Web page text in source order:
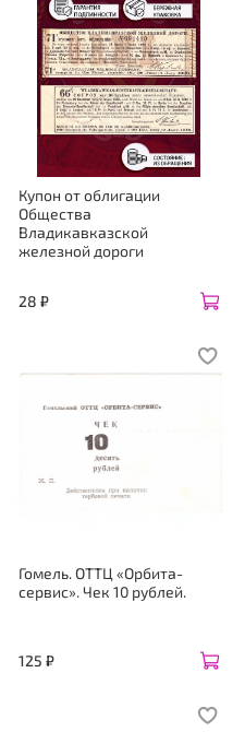
Купон от облигации
Общества
Владикавказской
железной дороги
28 ₽
Гомель. ОТТЦ «Орбита-
сервис». Чек 10 рублей.
125 ₽